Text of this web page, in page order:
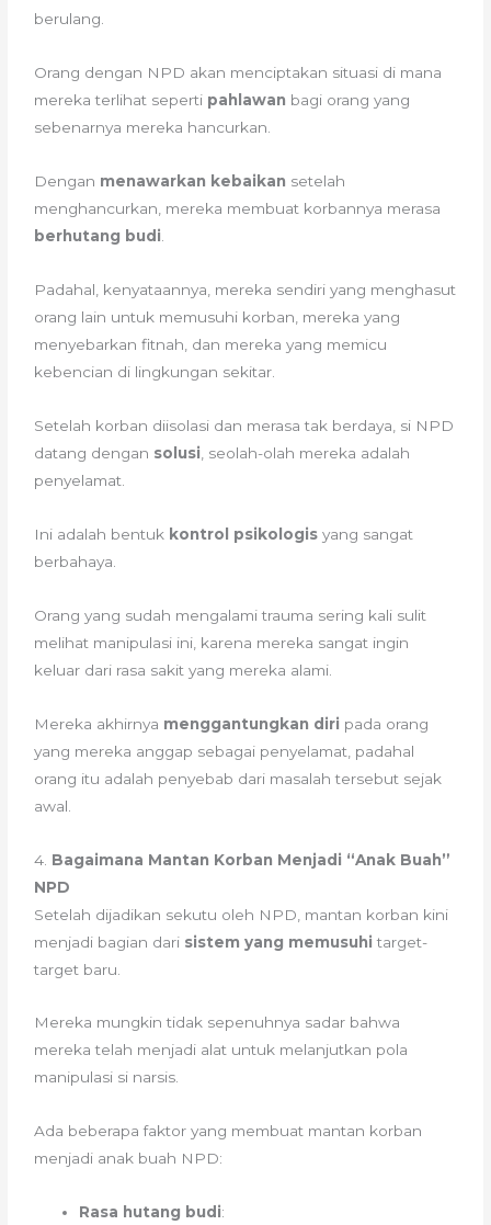
berulang.
Orang dengan NPD akan menciptakan situasi di mana
mereka terlihat seperti pahlawan bagi orang yang
sebenarnya mereka hancurkan.
Dengan menawarkan kebaikan setelah
menghancurkan, mereka membuat korbannya merasa
berhutang budi
Padahal, kenyataannya, mereka sendiri yang menghasut
orang lain untuk memusuhi korban, mereka yang
menyebarkan fitnah, dan mereka yang memicu
kebencian di lingkungan sekitar.
Setelah korban diisolasi dan merasa tak berdaya, si NPD
datang dengan solusi , seolah-olah mereka adalah
penyelamat.
Ini adalah bentuk kontrol psikologis yang sangat
berbahaya.
Orang yang sudah mengalami trauma sering kali sulit
melihat manipulasi ini, karena mereka sangat ingin
keluar dari rasa sakit yang mereka alami.
Mereka akhirnya menggantungkan diri pada orang
yang mereka anggap sebagai penyelamat, padahal
orang itu adalah penyebab dari masalah tersebut sejak
awal.
4. Bagaimana Mantan Korban Menjadi “Anak Buah”
NPD
Setelah dijadikan sekutu oleh NPD, mantan korban kini
menjadi bagian dari sistem yang memusuhi target-
target baru.
Mereka mungkin tidak sepenuhnya sadar bahwa
mereka telah menjadi alat untuk melanjutkan pola
manipulasi si narsis.
Ada beberapa faktor yang membuat mantan korban
menjadi anak buah NPD:
Rasa hutang budi: